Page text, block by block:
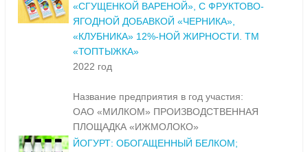
«СГУЩЕНКОЙ ВАРЕНОЙ», С ФРУКТОВО-
ЯГОДНОЙ ДОБАВКОЙ «ЧЕРНИКА»,
«КЛУБНИКА» 12%-НОЙ ЖИРНОСТИ. ТМ
«ТОПТЫЖКА»
2022 год
Название предприятия в год участия:
ОАО «МИЛКОМ» ПРОИЗВОДСТВЕННАЯ
ПЛОЩАДКА «ИЖМОЛОКО»
ЙОГУРТ: ОБОГАЩЕННЫЙ БЕЛКОМ;